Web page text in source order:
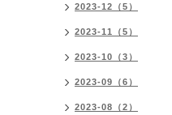
2023-12（5）
2023-11（5）
2023-10（3）
2023-09（6）
2023-08（2）